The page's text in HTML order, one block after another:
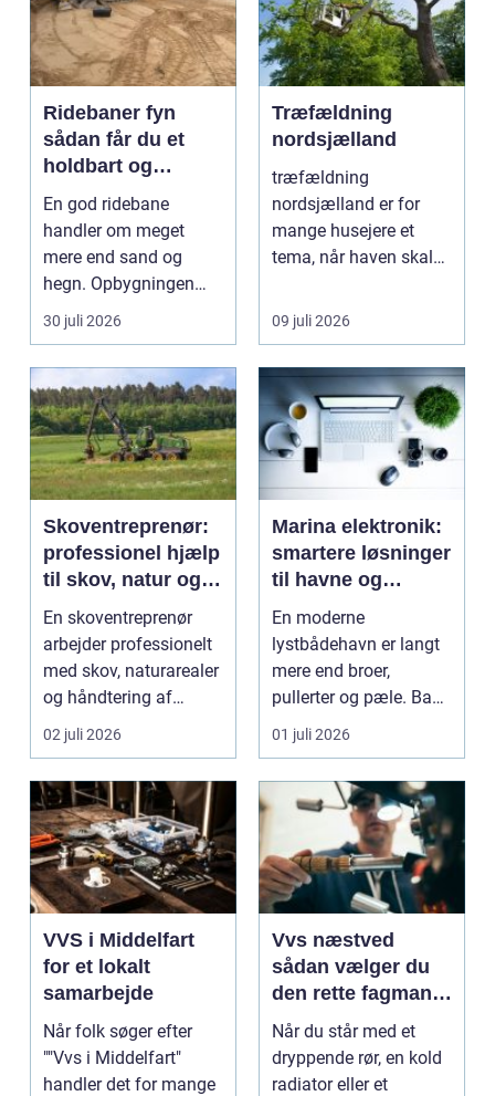
Ridebaner fyn
sådan får du et
holdbart og
funktionelt
underlag
En god ridebane
handler om meget
mere end sand og
hegn. Opbygningen
under overfladen afgør,
30 juli 2026
Træfældning
nordsjælland
træfældning
nordsjælland er for
mange husejere et
tema, når haven skal
udsigten skal ...
09 juli 2026
Skoventreprenør:
professionel hjælp
til skov, natur og
træopgaver
En skoventreprenør
arbejder professionelt
med skov, naturarealer
og håndtering af
tr&ae...
02 juli 2026
Marina elektronik:
smartere løsninger
til havne og
bådejere
En moderne
lystbådehavn er langt
mere end broer,
pullerter og pæle. Bag
kulissen ligger et net af
01 juli 2026
VVS i Middelfart
for et lokalt
samarbejde
Når folk søger efter
""Vvs i Middelfart"
handler det for mange
Vvs næstved
sådan vælger du
den rette fagmand
til vand, varme og
energi
Når du står med et
dryppende rør, en kold
radiator eller et